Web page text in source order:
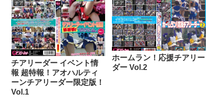
チア
チアリーダー イベント情
報 超特報！アオハルティ
ーンチアリーダー限定版！
Vol.1
チア
ホームラン！応援チアリー
ダー Vol.2